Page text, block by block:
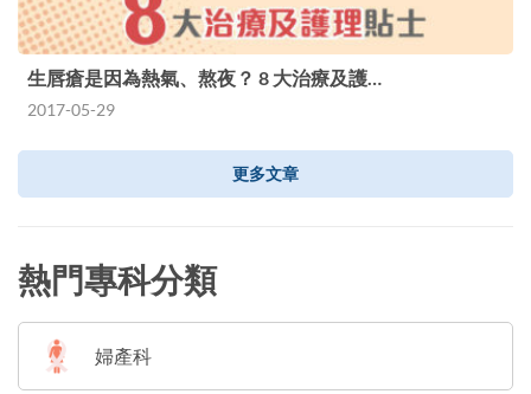
生唇瘡是因為熱氣、熬夜？ 8 大治療及護…
2017-05-29
更多文章
熱門專科分類
婦產科